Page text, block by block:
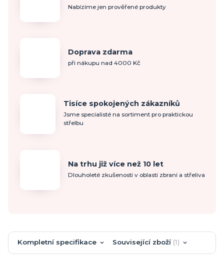
Nabízíme jen prověřené produkty
Doprava zdarma
při nákupu nad 4000 Kč
Tisíce spokojených zákazníků
Jsme specialisté na sortiment pro praktickou
střelbu
Na trhu již více než 10 let
Dlouholeté zkušenosti v oblasti zbraní a střeliva
Kompletní specifikace Související zboží 1